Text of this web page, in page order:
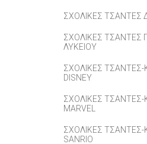
ΣΧΟΛΙΚΈΣ ΤΣΆΝΤΕΣ
ΣΧΟΛΙΚΈΣ ΤΣΆΝΤΕΣ
ΛΥΚΕΊΟΥ
ΣΧΟΛΙΚΈΣ ΤΣΆΝΤΕΣ-
DISNEY
ΣΧΟΛΙΚΈΣ ΤΣΆΝΤΕΣ-
MARVEL
ΣΧΟΛΙΚΈΣ ΤΣΆΝΤΕΣ-
SANRIO